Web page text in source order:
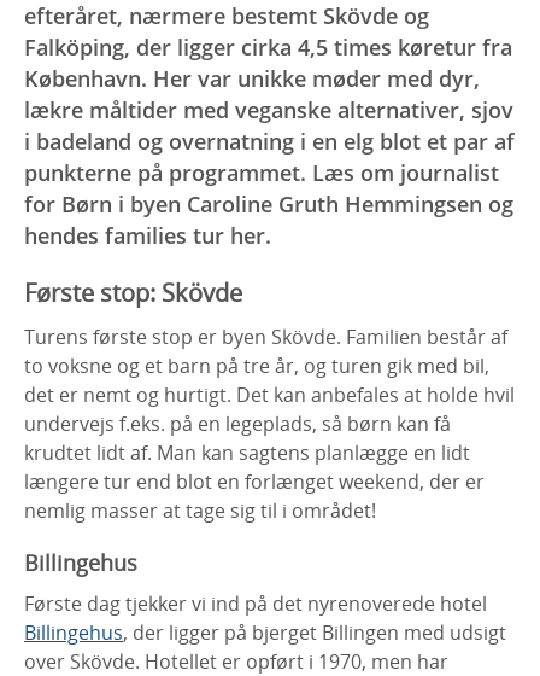
efteråret, nærmere bestemt Skövde og
Falköping, der ligger cirka 4,5 times køretur fra
København. Her var unikke møder med dyr,
lækre måltider med veganske alternativer, sjov
i badeland og overnatning i en elg blot et par af
punkterne på programmet. Læs om journalist
for Børn i byen Caroline Gruth Hemmingsen og
hendes families tur her.
Første stop: Skövde
Turens første stop er byen Skövde. Familien består af
to voksne og et barn på tre år, og turen gik med bil,
det er nemt og hurtigt. Det kan anbefales at holde hvil
undervejs f.eks. på en legeplads, så børn kan få
krudtet lidt af. Man kan sagtens planlægge en lidt
længere tur end blot en forlænget weekend, der er
nemlig masser at tage sig til i området!
Billingehus
Første dag tjekker vi ind på det nyrenoverede hotel
Billingehus, der ligger på bjerget Billingen med udsigt
over Skövde. Hotellet er opført i 1970, men har